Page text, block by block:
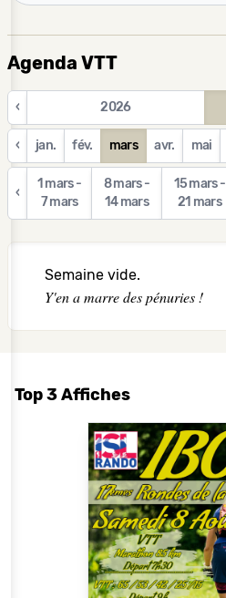
Agenda VTT
‹ 2026
‹ jan. fév. mars avr. mai
‹
1 mars -
7 mars
8 mars -
14 mars
15 mars -
21 mars
Semaine vide.
Y'en a marre des pénuries !
Top 3 Affiches